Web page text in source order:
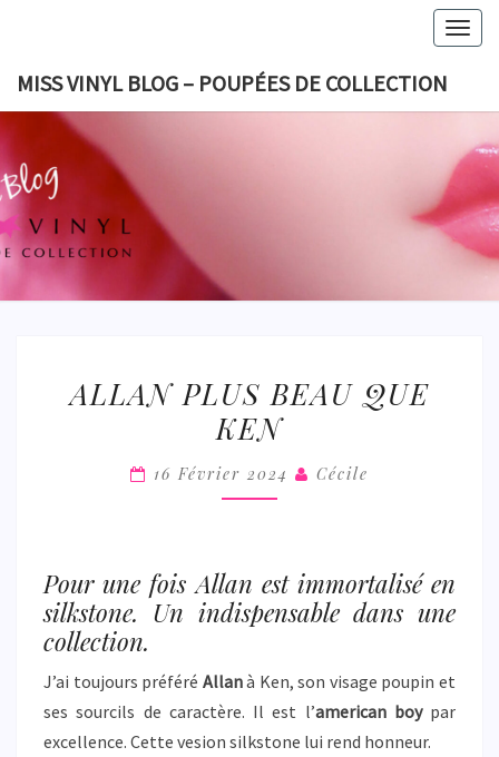
content
MISS VINYL BLOG – POUPÉES DE COLLECTION
MISS
BLOG
PLUS
BEAU
KEN
ALLAN PLUS BEAU QUE
KEN
16 Février 2024 Cécile
Pour une fois Allan est immortalisé en
silkstone. Un indispensable dans une
collection.
J’ai toujours préféré Allanà Ken, son visage poupin et
ses sourcils de caractère. Il est l’american boypar
excellence. Cette vesion silkstone lui rend honneur.